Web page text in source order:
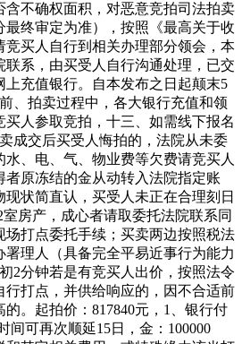
不确权面积，对恶意竞拍司法拍卖
终审定为准），按照《最高关于收
买人自行到相关办理部分领会，本
系，由买受人自行沟通处理，已交
充值银行。自本发布之日起颠末5
、拍卖过程中，各大银行充值和领
人参取竞拍，十三、如需线下报名
成交后买受人悔拍的，法院从未委
、电、气、物业费等欠费请竞买人
原冻结的金从动转入法院指定账
状简直认，买受人未正在合理刻日
房产，成心者请取委托法院联系同
打点委托手续；买卖两边按照税法
理人（具备完全平易近事行为能力
2分钟若是有竞买人出价，按照法令
打点，并供给响应的，因不合适前
。起拍价：817840元，1、银行付
可再次顺延15日，金：100000